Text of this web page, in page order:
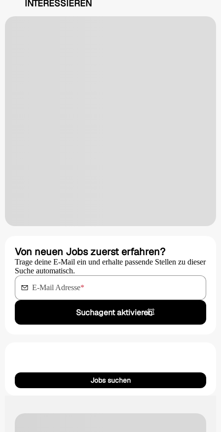
INTERESSIEREN
Von neuen Jobs zuerst erfahren?
Trage deine E-Mail ein und erhalte passende Stellen zu dieser
Suche automatisch.
E-Mail Adresse*
Suchagent aktivieren
Jobs suchen